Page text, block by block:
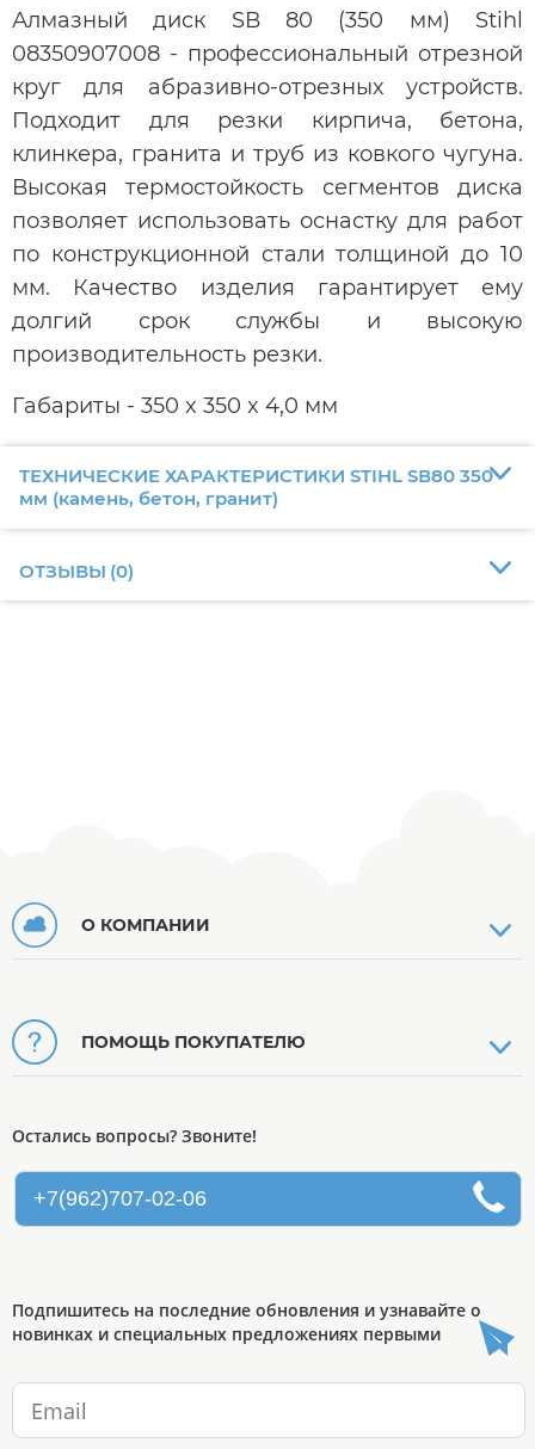
Алмазный диск SВ 80 (350 мм) Stihl
08350907008 - профессиональный отрезной
круг для абразивно-отрезных устройств.
Подходит для резки кирпича, бетона,
клинкера, гранита и труб из ковкого чугуна.
Высокая термостойкость сегментов диска
позволяет использовать оснастку для работ
по конструкционной стали толщиной до 10
мм. Качество изделия гарантирует ему
долгий срок службы и высокую
производительность резки.
Габариты - 350 x 350 x 4,0 мм
ТЕХНИЧЕСКИЕ ХАРАКТЕРИСТИКИ STIHL SВ80 350
мм (камень, бетон, гранит)
ОТЗЫВЫ (0)
О КОМПАНИИ
ПОМОЩЬ ПОКУПАТЕЛЮ
Остались вопросы? Звоните!
+7(962)707-02-06
Подпишитесь на последние обновления и узнавайте о
новинках и специальных предложениях первыми